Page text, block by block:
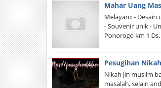
Mahar Uang
Melayani: -
- Souvenir unik -
Ponorogo km 1
Pesugihan
Nikah jin muslim
masalah, selain